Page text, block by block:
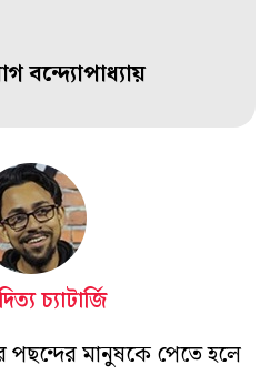
বন্দ্যোপাধ্যায়
চ্যাটার্জি
পছন্দের মানুষকে পেতে হলে